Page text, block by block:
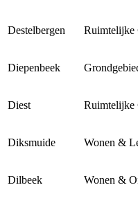
Destelbergen Ruimtelijke
Diepenbeek
Diest Ruimtelijke
Diksmuide Wonen &
Dilbeek Wonen &